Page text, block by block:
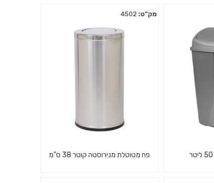
מק"ט: 4502
פח מטוטלת מנירוסטה קוטר 38 ס"מ